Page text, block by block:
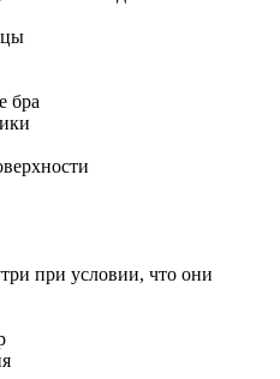
бра
при условии, что они